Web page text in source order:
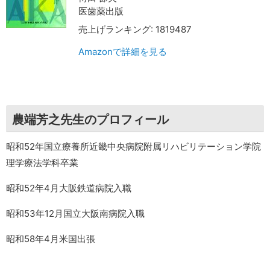
医歯薬出版
売上げランキング: 1819487
Amazonで詳細を見る
農端芳之先生のプロフィール
昭和52年国立療養所近畿中央病院附属リハビリテーション学院
理学療法学科卒業
昭和52年4月大阪鉄道病院入職
昭和53年12月国立大阪南病院入職
昭和58年4月米国出張